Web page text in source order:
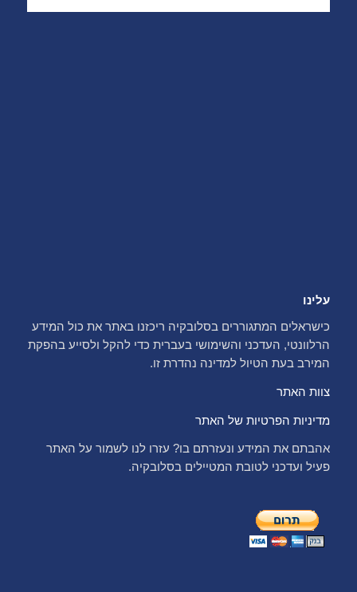
עלינו
כישראלים המתגוררים בסלובקיה ריכזנו באתר את כול המידע
הרלוונטי, העדכני והשימושי בעברית כדי להקל ולסייע בהפקת
המירב בעת הטיול למדינה נהדרת זו.
צוות האתר
מדיניות הפרטיות של האתר
אהבתם את המידע ונעזרתם בו? עזרו לנו לשמור על האתר
פעיל ועדכני לטובת המטיילים בסלובקיה.